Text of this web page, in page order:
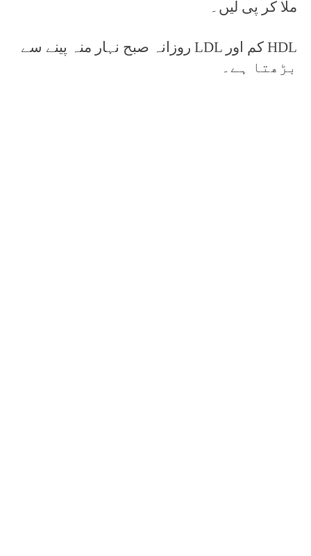
ملا کر پی لیں۔
روزانہ صبح نہار منہ پینے سے LDL کم اور HDL
بڑھتا ہے۔